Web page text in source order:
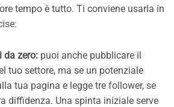
tempo è tutto. Ti conviene usarla in
da zero: puoi anche pubblicare il
tuo settore, ma se un potenziale
tua pagina e legge tre follower, se
diffidenza. Una spinta iniziale serve